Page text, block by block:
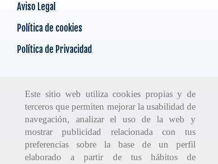
Este sitio web utiliza cookies propias y de
terceros que permiten mejorar la usabilidad de
navegación, analizar el uso de la web y
mostrar publicidad relacionada con tus
preferencias sobre la base de un perfil
elaborado a partir de tus hábitos de
Aviso Legal
Política de cookies
Política de Privacidad